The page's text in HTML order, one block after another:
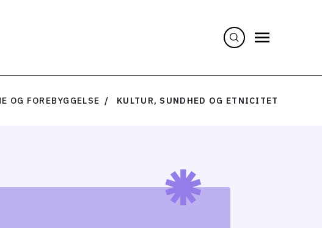
OG FOREBYGGELSE KULTUR, SUNDHED OG ETNICITET